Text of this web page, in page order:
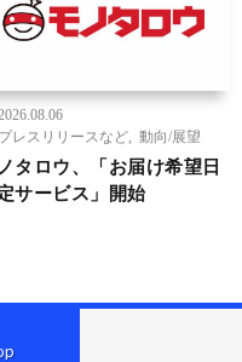
プレスリリースなど
動向/展望
タロウ、「お届け希望日
サービス」開始